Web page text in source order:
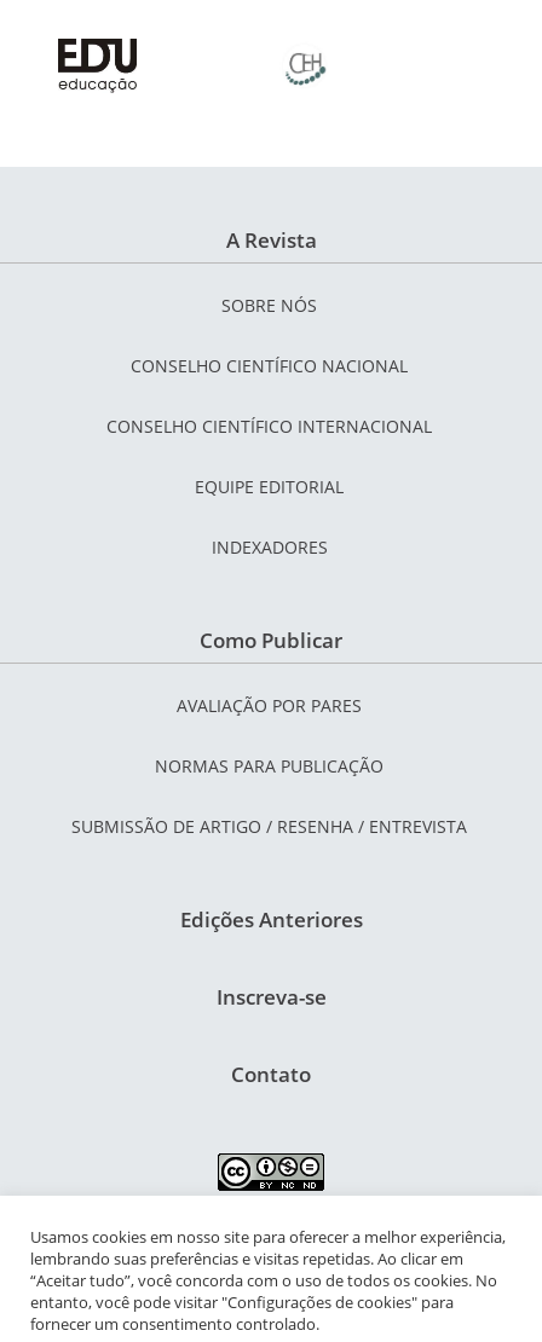
A Revista
SOBRE NÓS
CONSELHO CIENTÍFICO NACIONAL
CONSELHO CIENTÍFICO INTERNACIONAL
EQUIPE EDITORIAL
INDEXADORES
Como Publicar
AVALIAÇÃO POR PARES
NORMAS PARA PUBLICAÇÃO
SUBMISSÃO DE ARTIGO / RESENHA / ENTREVISTA
Edições Anteriores
Inscreva-se
Contato
NIPIAC – Núcleo Interdisciplinar de Pesquisa para a Infância e
Adolescência Contemporâneas
Universidade Federal do Rio de Janeiro - Campus da Praia Vermelha
Usamos cookies em nosso site para oferecer a melhor experiência,
lembrando suas preferências e visitas repetidas. Ao clicar em
“Aceitar tudo”, você concorda com o uso de todos os cookies. No
entanto, você pode visitar "Configurações de cookies" para
fornecer um consentimento controlado.